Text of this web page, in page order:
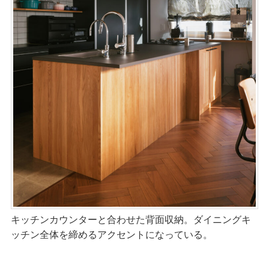
キッチンカウンターと合わせた背面収納。ダイニングキ
ッチン全体を締めるアクセントになっている。